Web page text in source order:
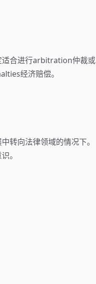
适合进行arbitration仲裁或
经济赔偿。
转向法律领域的情况下。
。